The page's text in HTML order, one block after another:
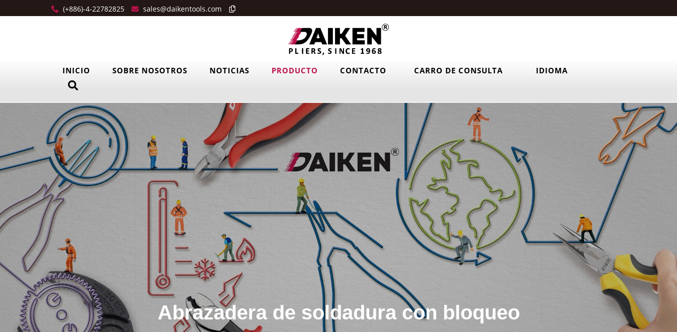
(+886)-4-22782825 sales@daikentools.com
INICIO SOBRE NOSOTROS NOTICIAS PRODUCTO CONTACTO CARRO DE CONSULTA IDIOMA
Abrazadera de soldadura con bloqueo